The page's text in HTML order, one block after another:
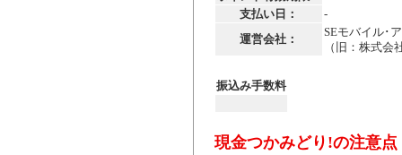
支払い日：
-
運営会社：
SEモバイル･
（旧：株式会
振込み手数料
現金つかみどり!の注意点